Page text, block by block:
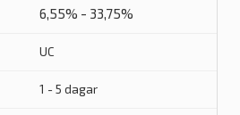
6,55% - 33,75%
UC
1 - 5 dagar